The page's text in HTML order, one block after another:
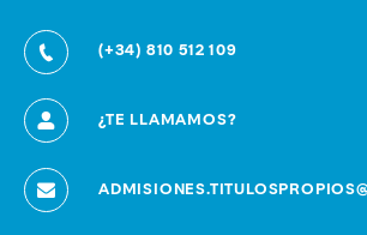
(+34) 810 512 109
¿TE LLAMAMOS?